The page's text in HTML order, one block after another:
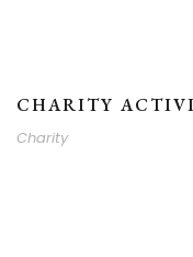
CHARITY
Charity